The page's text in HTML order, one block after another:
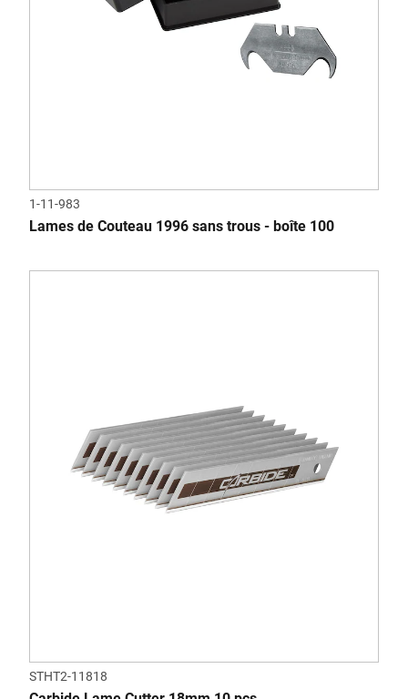
1-11-983
Lames de Couteau 1996 sans trous - boîte 100
STHT2-11818